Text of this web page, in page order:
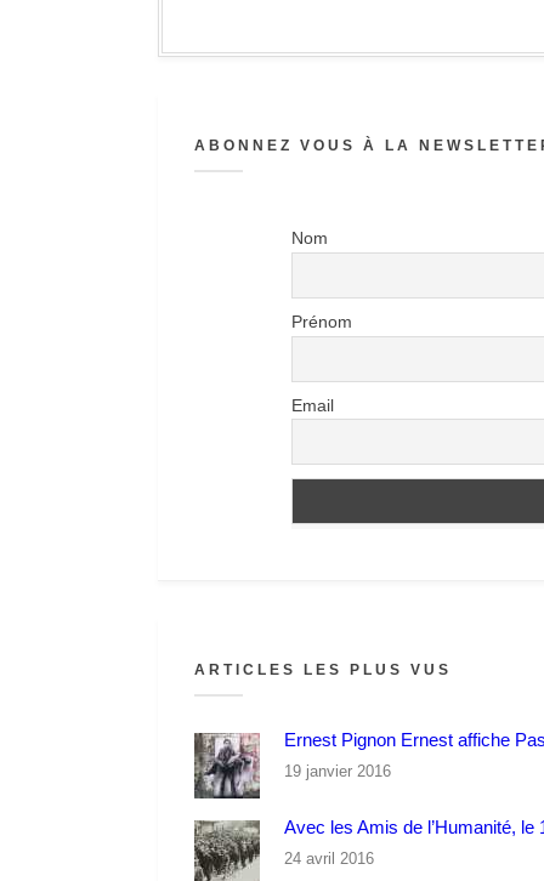
ABONNEZ VOUS À LA
Nom
Prénom
Email
ARTICLES LES PLUS VUS
Ernest Pignon Ernest affiche
19 janvier 2016
Avec les Amis de l’Humanité, le
24 avril 2016